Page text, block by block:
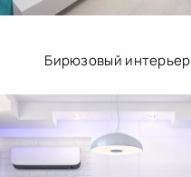
Бирюзовый интерьер